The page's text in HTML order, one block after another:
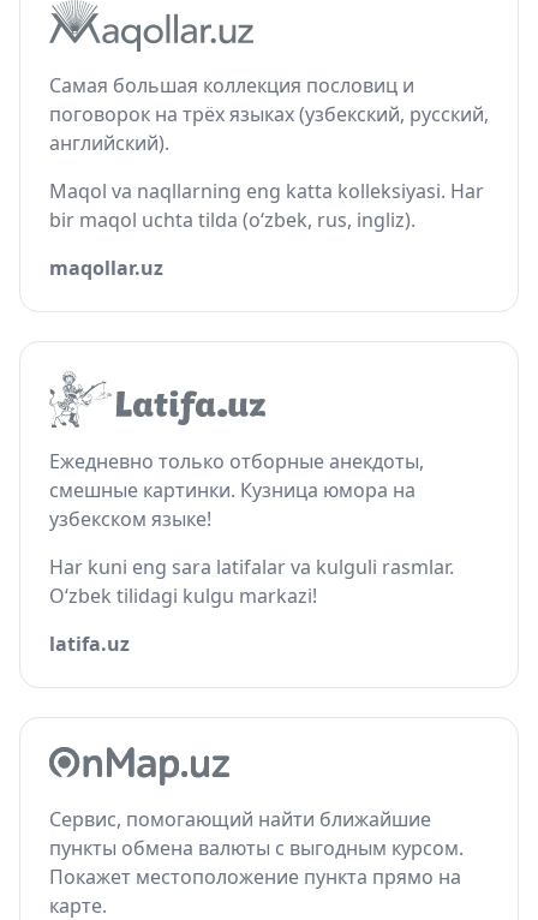
Самая большая коллекция пословиц и
поговорок на трёх языках (узбекский, русский,
английский).
Maqol va naqllarning eng katta kolleksiyasi. Har
bir maqol uchta tilda (o‘zbek, rus, ingliz).
maqollar.uz
Ежедневно только отборные анекдоты,
смешные картинки. Кузница юмора на
узбекском языке!
Har kuni eng sara latifalar va kulguli rasmlar.
O‘zbek tilidagi kulgu markazi!
latifa.uz
Сервис, помогающий найти ближайшие
пункты обмена валюты с выгодным курсом.
Покажет местоположение пункта прямо на
карте.